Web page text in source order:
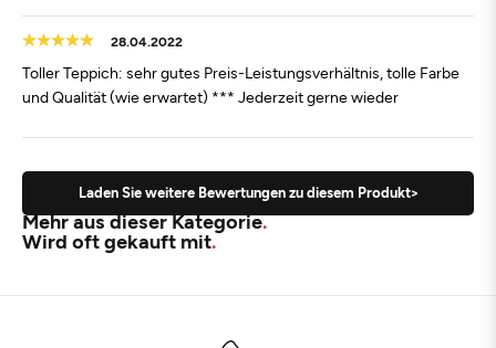
28.04.2022
Toller Teppich: sehr gutes Preis-Leistungsverhältnis, tolle Farbe
und Qualität (wie erwartet) *** Jederzeit gerne wieder
Laden Sie weitere Bewertungen zu diesem Produkt>
Mehr aus dieser Kategorie
Wird oft gekauft mit